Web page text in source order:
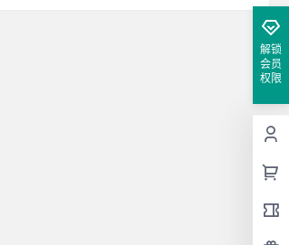
解锁
会员
权限